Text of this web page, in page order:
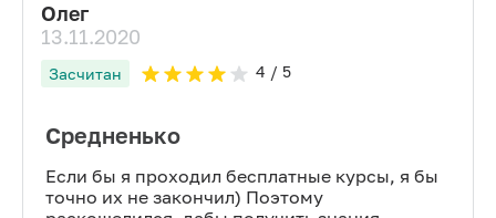
Олег
13.11.2020
Засчитан 4 / 5
Средненько
Если бы я проходил бесплатные курсы, я бы
точно их не закончил) Поэтому